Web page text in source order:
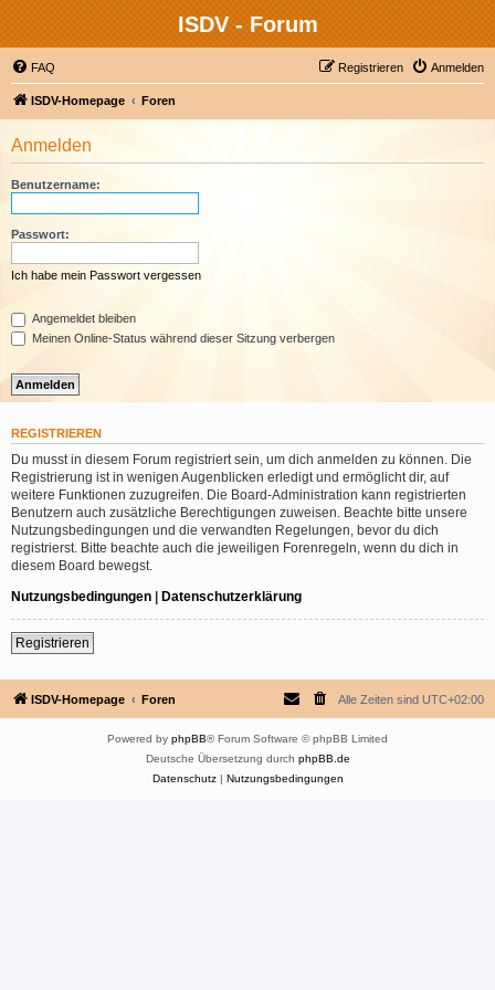
ISDV - Forum
FAQ Anmelden
Registrieren
ISDV-Homepage Foren
Anmelden
Benutzername:
Passwort:
Ich habe mein Passwort vergessen
Angemeldet bleiben
Meinen Online-Status während dieser Sitzung verbergen
REGISTRIEREN
Du musst in diesem Forum registriert sein, um dich anmelden zu können. Die
Registrierung ist in wenigen Augenblicken erledigt und ermöglicht dir, auf
weitere Funktionen zuzugreifen. Die Board-Administration kann registrierten
Benutzern auch zusätzliche Berechtigungen zuweisen. Beachte bitte unsere
Nutzungsbedingungen und die verwandten Regelungen, bevor du dich
registrierst. Bitte beachte auch die jeweiligen Forenregeln, wenn du dich in
diesem Board bewegst.
Nutzungsbedingungen | Datenschutzerklärung
Registrieren
ISDV-Homepage Foren Alle Zeiten sind UTC+02:00
Powered by phpBB® Forum Software © phpBB Limited
Deutsche Übersetzung durch phpBB.de
Datenschutz| Nutzungsbedingungen